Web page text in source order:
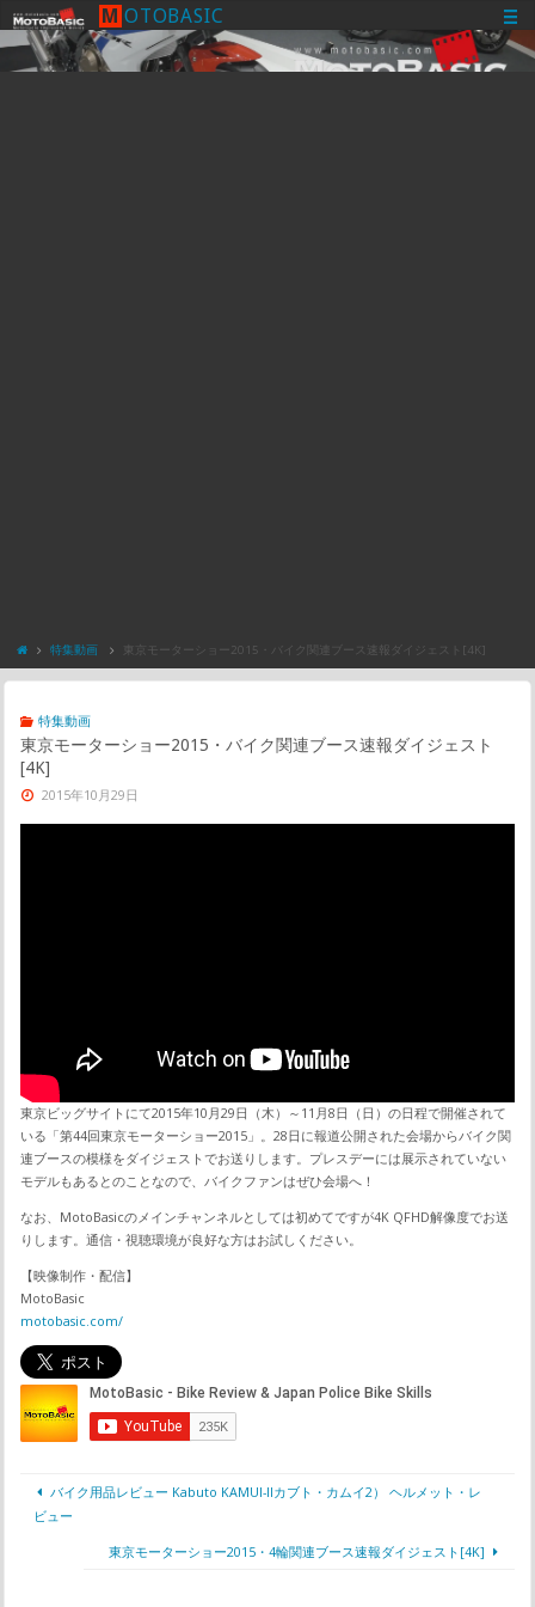
M OTOBASIC
特集動画 東京モーターショー2015・バイク関連ブース速報ダイジェスト[4K]
特集動画
東京モーターショー2015・バイク関連ブース速報ダイジェスト
[4K]
2015年10月29日
東京ビッグサイトにて2015年10月29日（木）～11月8日（日）の日程で開催されて
いる「第44回東京モーターショー2015」。28日に報道公開された会場からバイク関
連ブースの模様をダイジェストでお送りします。プレスデーには展示されていない
モデルもあるとのことなので、バイクファンはぜひ会場へ！
なお、MotoBasicのメインチャンネルとしては初めてですが4K QFHD解像度でお送
りします。通信・視聴環境が良好な方はお試しください。
【映像制作・配信】
MotoBasic
motobasic.com/
バイク用品レビュー Kabuto KAMUI-IIカブト・カムイ2） ヘルメット・レ
ビュー
東京モーターショー2015・4輪関連ブース速報ダイジェスト[4K]